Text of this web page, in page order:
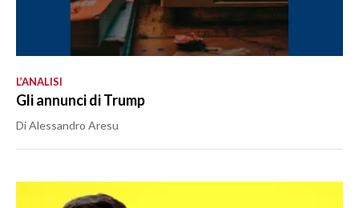
L’ANALISI
Gli annunci di Trump
Di Alessandro Aresu